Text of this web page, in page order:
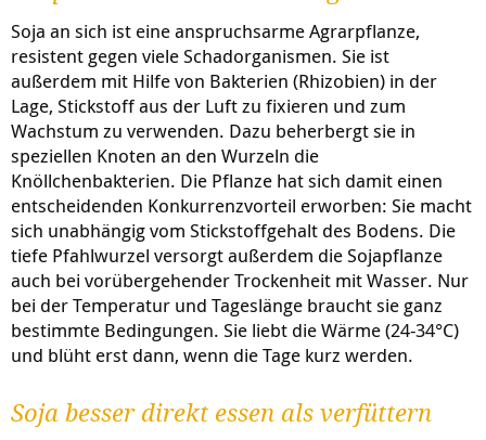
Soja an sich ist eine anspruchsarme Agrarpflanze,
resistent gegen viele Schadorganismen. Sie ist
außerdem mit Hilfe von Bakterien (Rhizobien) in der
Lage, Stickstoff aus der Luft zu fixieren und zum
Wachstum zu verwenden. Dazu beherbergt sie in
speziellen Knoten an den Wurzeln die
Knöllchenbakterien. Die Pflanze hat sich damit einen
entscheidenden Konkurrenzvorteil erworben: Sie macht
sich unabhängig vom Stickstoffgehalt des Bodens. Die
tiefe Pfahlwurzel versorgt außerdem die Sojapflanze
auch bei vorübergehender Trockenheit mit Wasser. Nur
bei der Temperatur und Tageslänge braucht sie ganz
bestimmte Bedingungen. Sie liebt die Wärme (24-34°C)
und blüht erst dann, wenn die Tage kurz werden.
Soja besser direkt essen als verfüttern